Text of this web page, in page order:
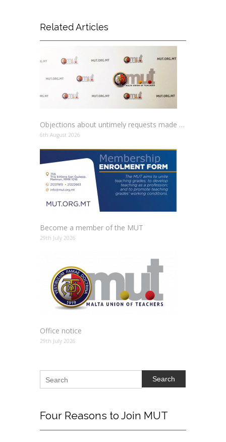
Related Articles
Objections about untimely requests made to schools
6th August 2026
Become a member of the MUT
29th July 2026
Office notice
29th July 2026
Search
Four Reasons to Join MUT